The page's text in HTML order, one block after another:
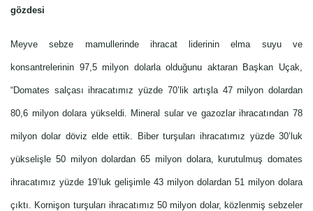
gözdesi
Meyve sebze mamullerinde ihracat liderinin elma suyu ve
konsantrelerinin 97,5 milyon dolarla olduğunu aktaran Başkan Uçak,
“Domates salçası ihracatımız yüzde 70’lik artışla 47 milyon dolardan
80,6 milyon dolara yükseldi. Mineral sular ve gazozlar ihracatından 78
milyon dolar döviz elde ettik. Biber turşuları ihracatımız yüzde 30’luk
yükselişle 50 milyon dolardan 65 milyon dolara, kurutulmuş domates
ihracatımız yüzde 19’luk gelişimle 43 milyon dolardan 51 milyon dolara
çıktı. Kornişon turşuları ihracatımız 50 milyon dolar, közlenmiş sebzeler